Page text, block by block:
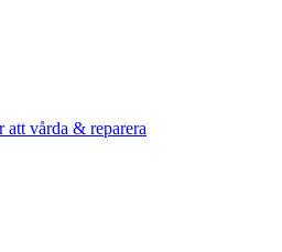
att vårda & reparera